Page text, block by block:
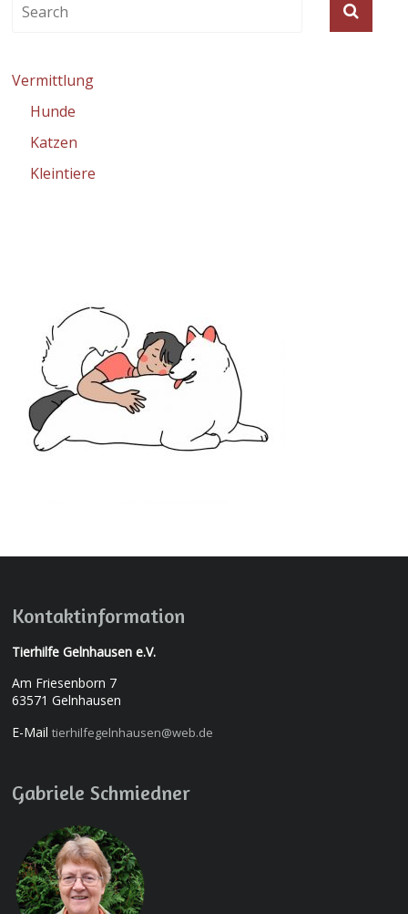
Vermittlung
Hunde
Katzen
Kleintiere
Kontaktinformation
Tierhilfe Gelnhausen e.V.
Am Friesenborn 7
63571 Gelnhausen
E-Mailtierhilfegelnhausen@web.de
Gabriele Schmiedner